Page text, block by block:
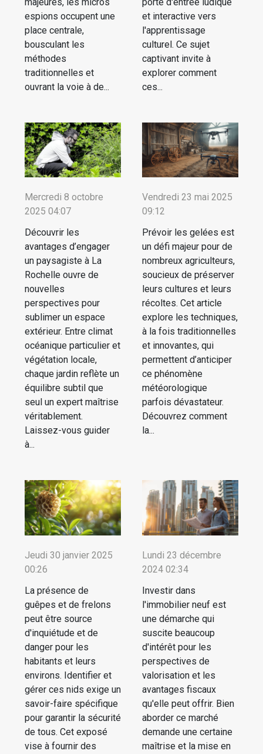
espions occupent une
place centrale,
bousculant les
méthodes
traditionnelles et
ouvrant la voie à de...
et interactive vers
l'apprentissage
culturel. Ce sujet
captivant invite à
explorer comment
ces...
Mercredi 8 octobre
2025 04:07
Découvrir les
avantages d’engager
un paysagiste à La
Rochelle ouvre de
nouvelles
perspectives pour
sublimer un espace
extérieur. Entre climat
océanique particulier et
végétation locale,
chaque jardin reflète un
équilibre subtil que
seul un expert maîtrise
véritablement.
Laissez-vous guider
à...
Vendredi 23 mai 2025
09:12
Prévoir les gelées est
un défi majeur pour de
nombreux agriculteurs,
soucieux de préserver
leurs cultures et leurs
récoltes. Cet article
explore les techniques,
à la fois traditionnelles
et innovantes, qui
permettent d’anticiper
ce phénomène
météorologique
parfois dévastateur.
Découvrez comment
la...
Jeudi 30 janvier 2025
00:26
La présence de
guêpes et de frelons
peut être source
d'inquiétude et de
danger pour les
habitants et leurs
environs. Identifier et
gérer ces nids exige un
savoir-faire spécifique
pour garantir la sécurité
de tous. Cet exposé
vise à fournir des
Lundi 23 décembre
2024 02:34
Investir dans
l'immobilier neuf est
une démarche qui
suscite beaucoup
d'intérêt pour les
perspectives de
valorisation et les
avantages fiscaux
qu'elle peut offrir. Bien
aborder ce marché
demande une certaine
maîtrise et la mise en